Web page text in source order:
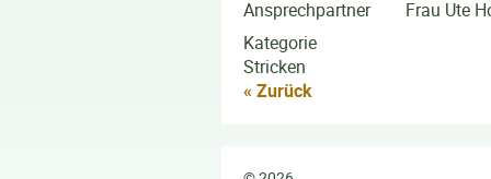
AnsprechpartnerFrau Ute
Kategorie
Stricken
« Zurück